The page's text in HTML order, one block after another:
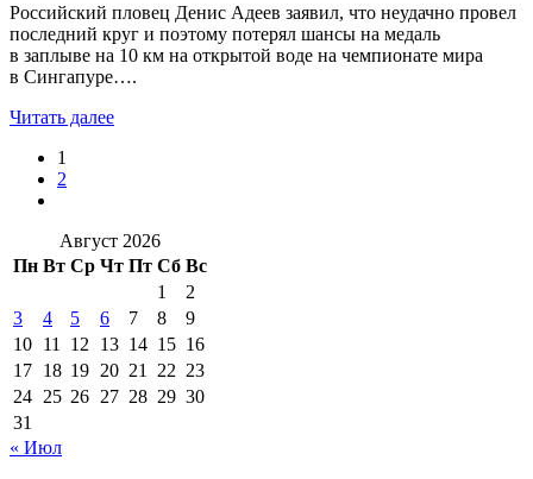
Российский пловец Денис Адеев заявил, что неудачно провел
последний круг и поэтому потерял шансы на медаль
в заплыве на 10 км на открытой воде на чемпионате мира
в Сингапуре….
Читать далее
1
2
Август 2026
Пн Вт Ср Чт Пт Сб Вс
1
2
3
4 5 6 7 8
9
10 11 12 13 14 15 16
17 18 19 20 21 22 23
24 25 26 27 28 29 30
31
« Июл